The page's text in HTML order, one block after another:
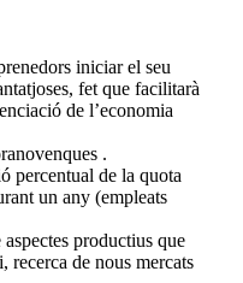
iniciar el seu
fet que facilitarà
de l’economia
.
percentual de la quota
un any (empleats
aspectes productius que
recerca de nous mercats